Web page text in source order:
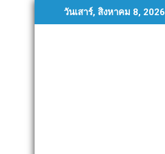
to
วันเสาร์, สิงหาคม 8, 2026